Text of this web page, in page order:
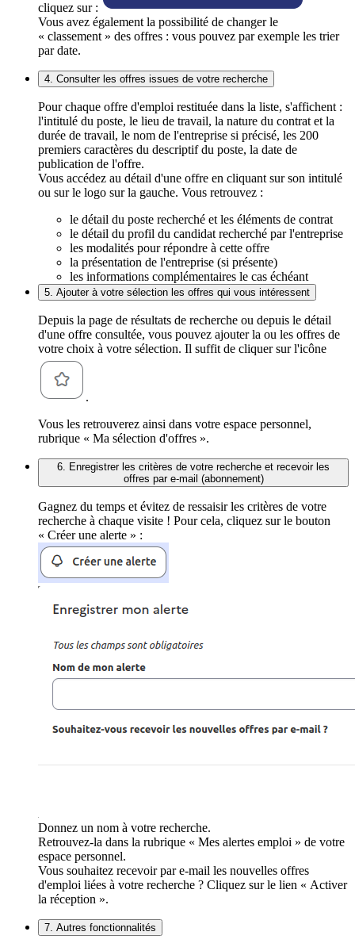
cliquez sur :
Vous avez également la possibilité de changer le
« classement » des offres : vous pouvez par exemple les trier
par date.
4. Consulter les offres issues de votre recherche
Pour chaque offre d'emploi restituée dans la liste, s'affichent :
l'intitulé du poste, le lieu de travail, la nature du contrat et la
durée de travail, le nom de l'entreprise si précisé, les 200
premiers caractères du descriptif du poste, la date de
publication de l'offre.
Vous accédez au détail d'une offre en cliquant sur son intitulé
ou sur le logo sur la gauche. Vous retrouvez :
le détail du poste recherché et les éléments de contrat
le détail du profil du candidat recherché par l'entreprise
les modalités pour répondre à cette offre
la présentation de l'entreprise (si présente)
les informations complémentaires le cas échéant
5. Ajouter à votre sélection les offres qui vous intéressent
Depuis la page de résultats de recherche ou depuis le détail
d'une offre consultée, vous pouvez ajouter la ou les offres de
votre choix à votre sélection. Il suffit de cliquer sur l'icône
.
Vous les retrouverez ainsi dans votre espace personnel,
rubrique « Ma sélection d'offres ».
6. Enregistrer les critères de votre recherche et recevoir les
offres par e-mail (abonnement)
Gagnez du temps et évitez de ressaisir les critères de votre
recherche à chaque visite ! Pour cela, cliquez sur le bouton
« Créer une alerte » :
Donnez un nom à votre recherche.
Retrouvez-la dans la rubrique « Mes alertes emploi » de votre
espace personnel.
Vous souhaitez recevoir par e-mail les nouvelles offres
d'emploi liées à votre recherche ? Cliquez sur le lien « Activer
la réception ».
7. Autres fonctionnalités